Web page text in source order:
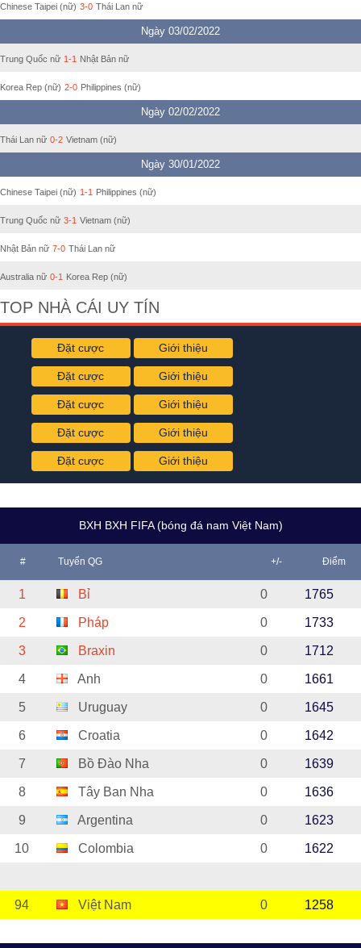
Chinese Taipei (nữ) 3-0 Thái Lan nữ
Ngày 03/02/2022
Trung Quốc nữ 1-1 Nhật Bản nữ
Korea Rep (nữ) 2-0 Philippines (nữ)
Ngày 02/02/2022
Thái Lan nữ 0-2 Vietnam (nữ)
Ngày 30/01/2022
Chinese Taipei (nữ) 1-1 Philippines (nữ)
Trung Quốc nữ 3-1 Vietnam (nữ)
Nhật Bản nữ 7-0 Thái Lan nữ
Australia nữ 0-1 Korea Rep (nữ)
TOP NHÀ CÁI UY TÍN
Đặt cược Giới thiệu
Đặt cược Giới thiệu
Đặt cược Giới thiệu
Đặt cược Giới thiệu
Đặt cược Giới thiệu
BXH BXH FIFA (bóng đá nam Việt Nam)
# Tuyển QG +/- Điểm
1 Bỉ 0 1765
2 Pháp 0 1733
3 Braxin 0 1712
4 Anh 0 1661
5 Uruguay 0 1645
6 Croatia 0 1642
7 Bồ Đào Nha 0 1639
8 Tây Ban Nha 0 1636
9 Argentina 0 1623
10 Colombia 0 1622
94 Việt Nam 0 1258